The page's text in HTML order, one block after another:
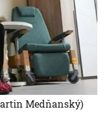
Medňanský)